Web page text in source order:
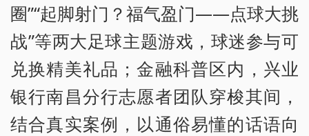
圈”“起脚射门？福气盈门——点球大挑
战”等两大足球主题游戏，球迷参与可
兑换精美礼品；金融科普区内，兴业
银行南昌分行志愿者团队穿梭其间，
结合真实案例，以通俗易懂的话语向